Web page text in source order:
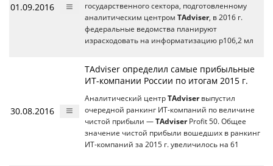
01.09.2016
государственного сектора, подготовленному
аналитическим центром TAdviser, в 2016 г.
федеральные ведомства планируют
израсходовать на информатизацию p106,2 мл
30.08.2016
TAdviser определил самые прибыльные
ИТ-компании России по итогам 2015 г.
Аналитический центр TAdviserвыпустил
очередной ранкинг ИТ-компаний по величине
чистой прибыли — TAdviserProfit 50. Общее
значение чистой прибыли вошедших в ранкинг
ИТ-компаний за 2015 г. увеличилось на 61